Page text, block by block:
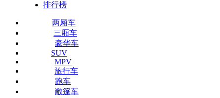
排行榜
两厢车
三厢车
豪华车
SUV
MPV
旅行车
跑车
敞篷车